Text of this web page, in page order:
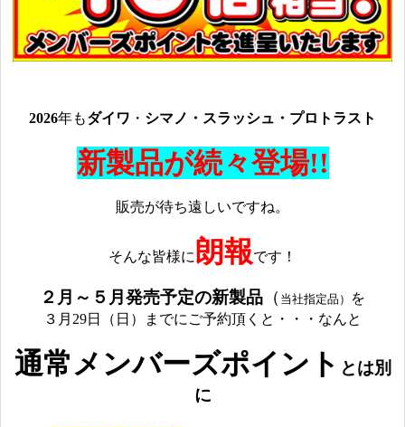
2026年もダイワ ・ シマノ・スラッシュ・プロトラスト
新製品が続々登場!!
販売が待ち遠しいですね。
そんな皆様に 朗報です！
２月～５月発売予定の新製品 （ 当社指定品）
を
３月29日（日）までにご予約頂くと・・・なんと
通常メンバーズポイント とは別
に